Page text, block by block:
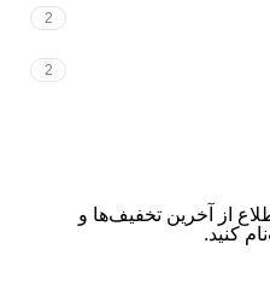
2
2
از آخرین تخفیف‌ها و
کنید.